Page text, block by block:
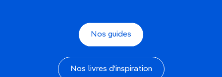
Nos guides
Nos livres d'inspiration